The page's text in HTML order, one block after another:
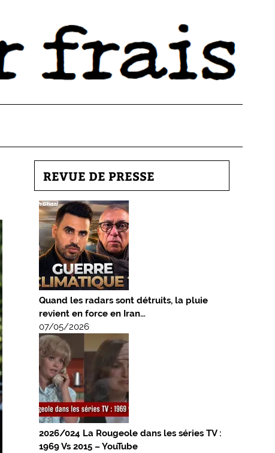
REVUE DE PRESSE
Quand les radars sont détruits, la pluie
revient en force en Iran…
07/05/2026
2026/024 La Rougeole dans les séries TV :
1969 Vs 2015 – YouTube